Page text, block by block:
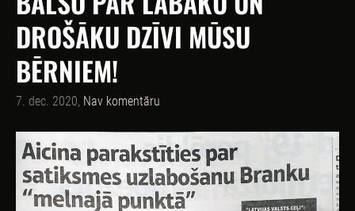
DROŠĀKU DZĪVI MŪSU
BĒRNIEM!
7. dec. 2020, Nav komentāru